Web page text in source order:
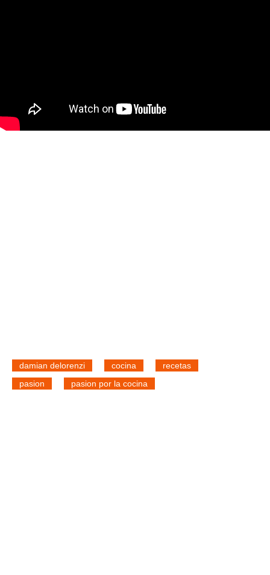
damian delorenzi cocina
recetas
pasion
pasion por la cocina